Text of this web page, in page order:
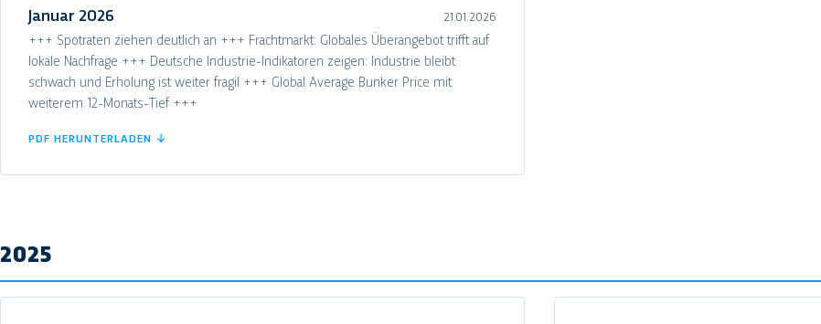
Januar 2026 21.01.2026
+++ Spotraten ziehen deutlich an +++ Frachtmarkt: Globales Überangebot trifft auf
lokale Nachfrage +++ Deutsche Industrie-Indikatoren zeigen: Industrie bleibt
schwach und Erholung ist weiter fragil +++ Global Average Bunker Price mit
weiterem 12-Monats-Tief +++
PDF HERUNTERLADEN ↓
2025